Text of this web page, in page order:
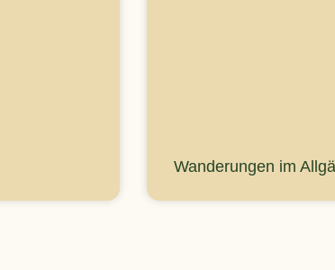
Wanderungen im